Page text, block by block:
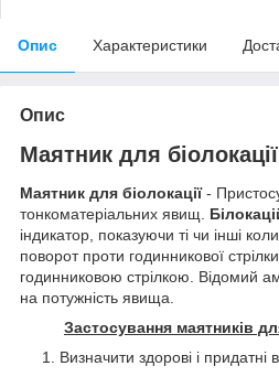
Опис Характеристики
Опис
Маятник для біолокації
Маятник для біолокації-
тонкоматеріальних явищ.
індикатор, показуючи ті чи інші
поворот проти годинникової
годинниковою стрілкою. Відомий
на потужність явища.
Застосування маятників
Визначити здорові і придатні